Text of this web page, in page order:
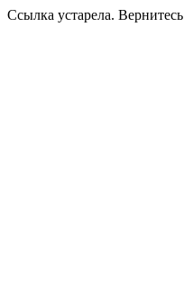
Ссылка устарела.